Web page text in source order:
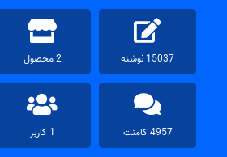
15037 نوشته 2 محصول
4957 کامنت 1 کاربر